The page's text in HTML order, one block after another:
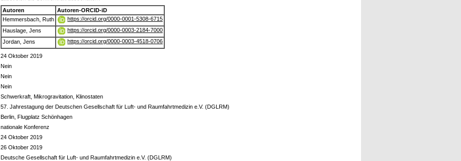
Autoren
Autoren-ORCID-iD
Hemmersbach, Ruth
https://orcid.org/0000-0001-5308-6715
Hauslage, Jens
https://orcid.org/0000-0003-2184-7000
Jordan, Jens
https://orcid.org/0000-0003-4518-0706
24 Oktober 2019
Nein
Nein
Nein
Schwerkraft, Mikrogravitation, Klinostaten
57. Jahrestagung der Deutschen Gesellschaft für Luft- und Raumfahrtmedizin e.V. (DGLRM)
Berlin, Flugplatz Schönhagen
nationale Konferenz
24 Oktober 2019
26 Oktober 2019
Deutsche Gesellschaft für Luft- und Raumfahrtmedizin e.V. (DGLRM)